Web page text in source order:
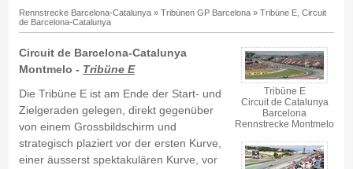
Rennstrecke Barcelona-Catalunya» Tribünen GP Barcelona» Tribüne E, Circuit
de Barcelona-Catalunya
Tribüne E
Circuit de Catalunya
Barcelona
Rennstrecke Montmelo
Circuit de Barcelona-Catalunya
Montmelo - Tribüne E
Die Tribüne E ist am Ende der Start- und
Zielgeraden gelegen, direkt gegenüber
von einem Grossbildschirm und
strategisch plaziert vor der ersten Kurve,
einer äusserst spektakulären Kurve, vor